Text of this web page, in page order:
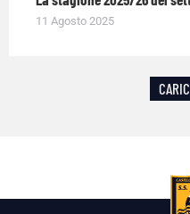
11 Agosto 2025